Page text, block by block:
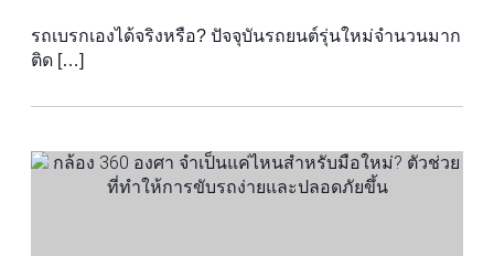
รถเบรกเองได้จริงหรือ? ปัจจุบันรถยนต์รุ่นใหม่จำนวนมาก
ติด […]